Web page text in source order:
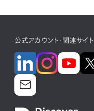
公式アカウント・関連サイト